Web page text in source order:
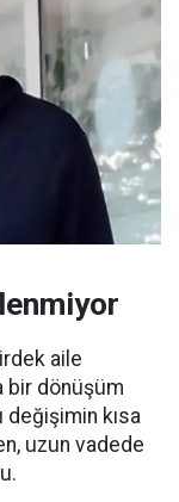
aile
bir dönüşüm
kısa
uzun vadede